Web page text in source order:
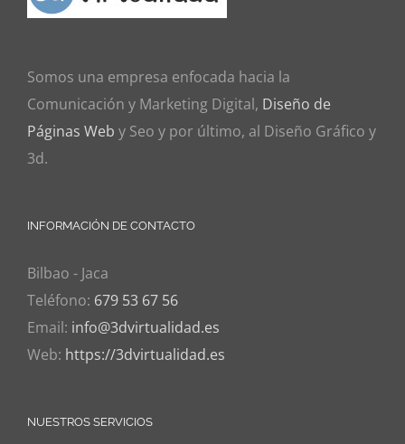
Somos una empresa enfocada hacia la
Comunicación y Marketing Digital, Diseño de
Páginas Web y Seo y por último, al Diseño Gráfico y
3d.
INFORMACIÓN DE CONTACTO
Bilbao - Jaca
Teléfono: 679 53 67 56
Email: info@3dvirtualidad.es
Web: https://3dvirtualidad.es
NUESTROS SERVICIOS